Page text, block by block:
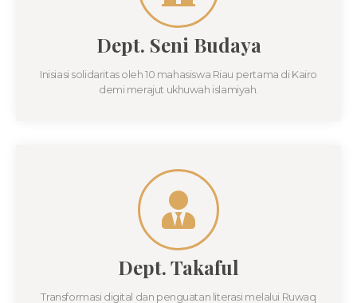
Dept. Seni Budaya
Inisiasi solidaritas oleh 10 mahasiswa Riau pertama di Kairo
demi merajut ukhuwah islamiyah.
Dept. Takaful
Transformasi digital dan penguatan literasi melalui Ruwaq